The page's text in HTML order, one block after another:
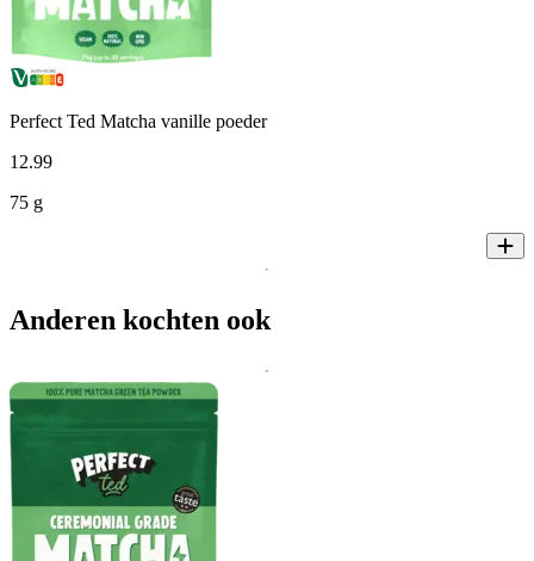
Perfect Ted Matcha vanille poeder
12.99
75 g
Anderen kochten ook